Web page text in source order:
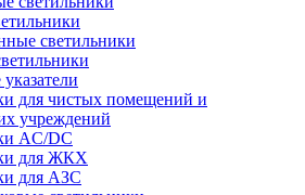
светильники
для чистых помещений и
учреждений
AC/DC
для ЖКХ
для АЗС